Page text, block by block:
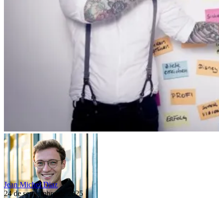
Jean Michel Diaz
24 de septiembre de 2025